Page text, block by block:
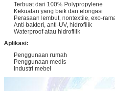
Terbuat dari 100% Polypropylene
Kekuatan yang baik dan elongasi
Perasaan lembut, nontextile, exo-
Anti-bakteri, anti-UV, hidrofilik
Waterproof atau hidrofilik
Aplikasi:
Penggunaan rumah
Penggunaan medis
Industri mebel